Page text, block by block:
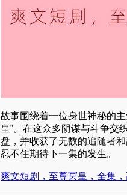
故事围绕着一位身世神秘的
皇”。在这众多阴谋与斗争交
盘，并收获了无数的追随者
忍不住期待下一集的发生。
爽文短剧，至尊冥皇，全集，